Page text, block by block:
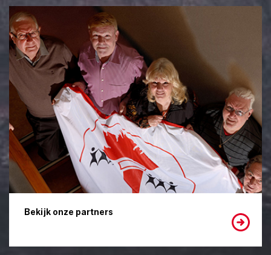
Bekijk onze partners